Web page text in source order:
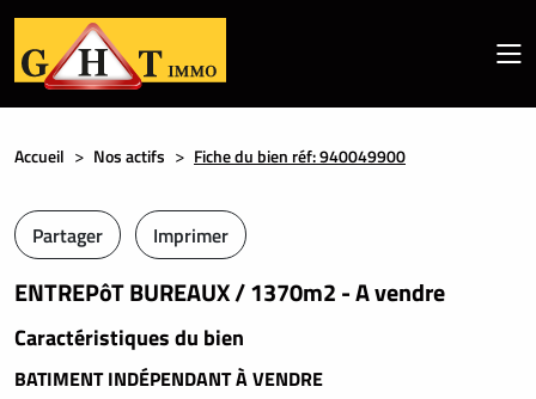
Accueil Nos actifs Fiche du bien réf: 940049900
ENTREPôT BUREAUX / 1370m2 - A vendre
Caractéristiques du bien
Partager Imprimer
BATIMENT INDÉPENDANT À VENDRE